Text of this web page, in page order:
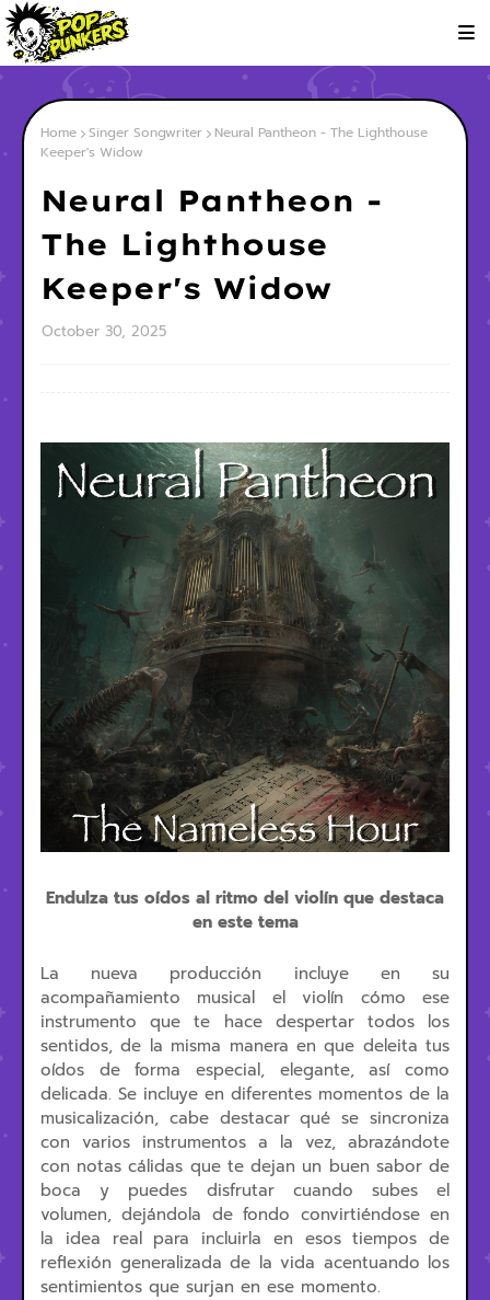
Home Singer Songwriter
Neural Pantheon - The Lighthouse
Keeper's Widow
Neural Pantheon -
The Lighthouse
Keeper's Widow
October 30, 2025
Endulza tus oídos al ritmo del violín que destaca
en este tema
La nueva producción incluye en su
acompañamiento musical el violín cómo ese
instrumento que te hace despertar todos los
sentidos, de la misma manera en que deleita tus
oídos de forma especial, elegante, así como
delicada. Se incluye en diferentes momentos de la
musicalización, cabe destacar qué se sincroniza
con varios instrumentos a la vez, abrazándote
con notas cálidas que te dejan un buen sabor de
boca y puedes disfrutar cuando subes el
volumen, dejándola de fondo convirtiéndose en
la idea real para incluirla en esos tiempos de
reflexión generalizada de la vida acentuando los
sentimientos que surjan en ese momento.